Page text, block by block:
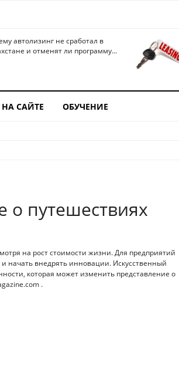
автолизинг не сработал в
и отменят ли программу...
САЙТЕ ОБУЧЕНИЕ
о путешествиях
на рост стоимости жизни. Для предприятий
начать внедрять инновации. Искусственный
которая может изменить представление о
.